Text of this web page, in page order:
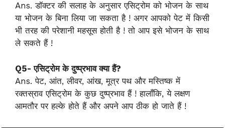
Ans. डॉक्टर की सलाह के अनुसार एसिट्रोम को भोजन के साथ
या भोजन के बिना लिया जा सकता है ! अगर आपको पेट में किसी
भी तरह की परेशानी महसूस होती है ! तो आप इसे भोजन के साथ
ले सकते हैं !
Q5- एसिट्रोम के दुष्प्रभाव क्या हैं?
Ans. पेट, आंत, लीवर, आंख, मूत्र पथ और मस्तिष्क में
रक्तस्राव एसिट्रोम के कुछ दुष्प्रभाव हैं ! हालाँकि, ये लक्षण
आमतौर पर हल्के होते हैं और अपने आप ठीक हो जाते हैं !